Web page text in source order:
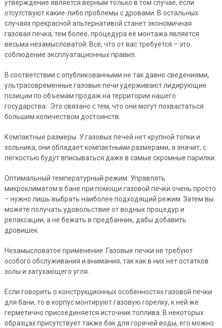
утверждение является верным только в том случае, если
отсутствуют какие-либо проблемы с дровами. В остальных
случаях прекрасной альтернативой станет экономичная
газовая печка, тем более, процедура её монтажа является
весьма незамысловатой. Всё, что от вас требуется – это
соблюдение эксплуатационных правил.
В соответствии с опубликованными не так давно сведениями,
ультрасовременные газовые печи удерживают лидирующие
позиции по объёмам продаж на территории нашего
государства. Это связано с тем, что они могут похвастаться
большим количеством достоинств:
Компактные размеры. У газовых печей нет крупной топки и
зольника, они обладает компактными размерами, а значит, с
лёгкостью будут вписываться даже в самые скромные парилки.
Оптимальный температурный режим. Управлять
микроклиматом в бане при помощи газовой печки очень просто
– нужно лишь выбрать наиболее подходящий режим. Затем вы
можете получать удовольствие от водных процедур и
релаксации, а не бежать в предбанник, дабы добавить
дровишек.
Незамысловатое применение. Газовые печки не требуют
особого обслуживания и внимания, так как в них нет остатков
золы и затухающего угля.
Если говорить о конструкционных особенностях газовой печки
для бани, то в корпус монтируют газовую горелку, к ней же
герметично присоединяется источник топлива. В некоторых
образцах присутствует также бак для горячей воды, его можно